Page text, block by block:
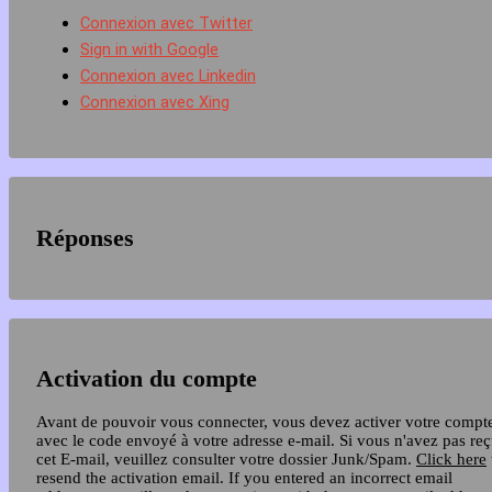
Connexion avec Twitter
Sign in with Google
Connexion avec Linkedin
Connexion avec Xing
Réponses
Activation du compte
Avant de pouvoir vous connecter, vous devez activer votre
avec le code envoyé à votre adresse e-mail. Si vous n'avez pas
cet E-mail, veuillez consulter votre dossier Junk/Spam. Click here
resend the activation email. If you entered an incorrect email